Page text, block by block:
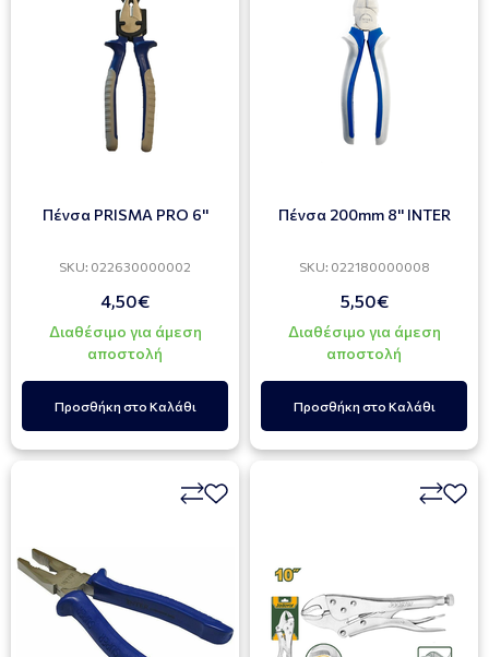
Πένσα PRISMA PRO 6''
SKU: 022630000002
4,50€
Διαθέσιμο για άμεση
αποστολή
Προσθήκη στο Καλάθι
Πένσα 200mm 8'' INTER
SKU: 022180000008
5,50€
Διαθέσιμο για άμεση
αποστολή
Προσθήκη στο Καλάθι